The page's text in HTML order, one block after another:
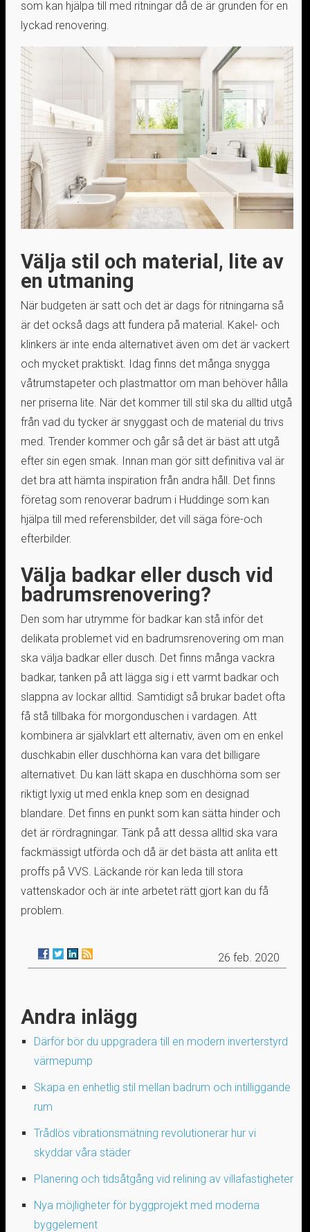
som kan hjälpa till med ritningar då de är grunden för en
lyckad renovering.
Välja stil och material, lite av
en utmaning
När budgeten är satt och det är dags för ritningarna så
är det också dags att fundera på material. Kakel- och
klinkers är inte enda alternativet även om det är vackert
och mycket praktiskt. Idag finns det många snygga
våtrumstapeter och plastmattor om man behöver hålla
ner priserna lite. När det kommer till stil ska du alltid utgå
från vad du tycker är snyggast och de material du trivs
med. Trender kommer och går så det är bäst att utgå
efter sin egen smak. Innan man gör sitt definitiva val är
det bra att hämta inspiration från andra håll. Det finns
företag som renoverar badrum i Huddinge som kan
hjälpa till med referensbilder, det vill säga före-och
efterbilder.
Välja badkar eller dusch vid
badrumsrenovering?
Den som har utrymme för badkar kan stå inför det
delikata problemet vid en badrumsrenovering om man
ska välja badkar eller dusch. Det finns många vackra
badkar, tanken på att lägga sig i ett varmt badkar och
slappna av lockar alltid. Samtidigt så brukar badet ofta
få stå tillbaka för morgonduschen i vardagen. Att
kombinera är självklart ett alternativ, även om en enkel
duschkabin eller duschhörna kan vara det billigare
alternativet. Du kan lätt skapa en duschhörna som ser
riktigt lyxig ut med enkla knep som en designad
blandare. Det finns en punkt som kan sätta hinder och
det är rördragningar. Tänk på att dessa alltid ska vara
fackmässigt utförda och då är det bästa att anlita ett
proffs på VVS. Läckande rör kan leda till stora
vattenskador och är inte arbetet rätt gjort kan du få
problem.
26 feb. 2020
Andra inlägg
Därför bör du uppgradera till en modern inverterstyrd
värmepump
Skapa en enhetlig stil mellan badrum och intilliggande
rum
Trådlös vibrationsmätning revolutionerar hur vi
skyddar våra städer
Planering och tidsåtgång vid relining av villafastigheter
Nya möjligheter för byggprojekt med moderna
byggelement